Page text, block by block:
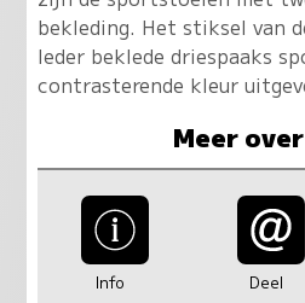
bekleding. Het stiksel van
leder beklede driespaaks
contrasterende kleur
Meer
Info Deel